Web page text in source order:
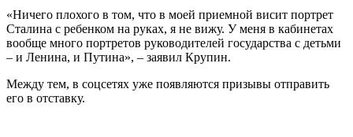
«Ничего плохого в том, что в моей приемной висит портрет
Сталина с ребенком на руках, я не вижу. У меня в кабинетах
вообще много портретов руководителей государства с детьми
– и Ленина, и Путина», – заявил Крупин.
Между тем, в соцсетях уже появляются призывы отправить
его в отставку.